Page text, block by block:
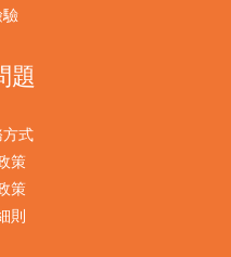
題
式
策
策
則